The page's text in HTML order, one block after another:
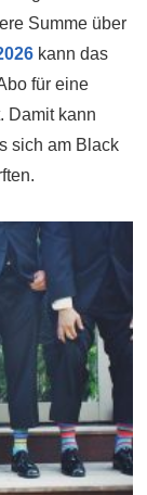
Summe über
kann das
für eine
Damit kann
sich am Black